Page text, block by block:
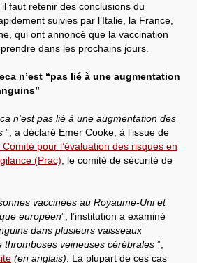
faut retenir des conclusions du
suivies par l’Italie, la France,
qui ont annoncé que la vaccination
dans les prochains jours.
n’est “pas lié à une augmentation
n’est pas lié à une augmentation des
”, a déclaré Emer Cooke, à l’issue de
pour l’évaluation des risques en
(Prac) , le comité de sécurité de
vaccinées au Royaume-Uni et
européen”, l’institution a examiné
dans plusieurs vaisseaux
thromboses veineuses cérébrales ”,
(en anglais) . La plupart de ces cas